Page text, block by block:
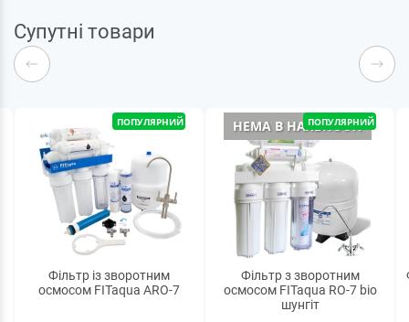
Супутні товари
ПОПУЛЯРНИЙ
Фільтр із зворотним
осмосом FITaqua ARO-7
НЕМА В НАЯВНОСТІ
ПОПУЛЯРНИЙ
Фільтр з зворотним
осмосом FITaqua RO-7 bio
шунгіт